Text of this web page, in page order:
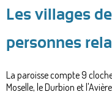
Les villages
personnes
La paroisse compte 9
Moselle, le Durbion et l'Avière.